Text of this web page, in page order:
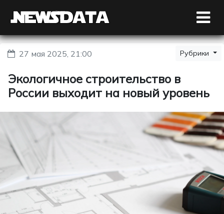
27 мая 2025, 21:00 Рубрики
Экологичное строительство в
России выходит на новый уровень